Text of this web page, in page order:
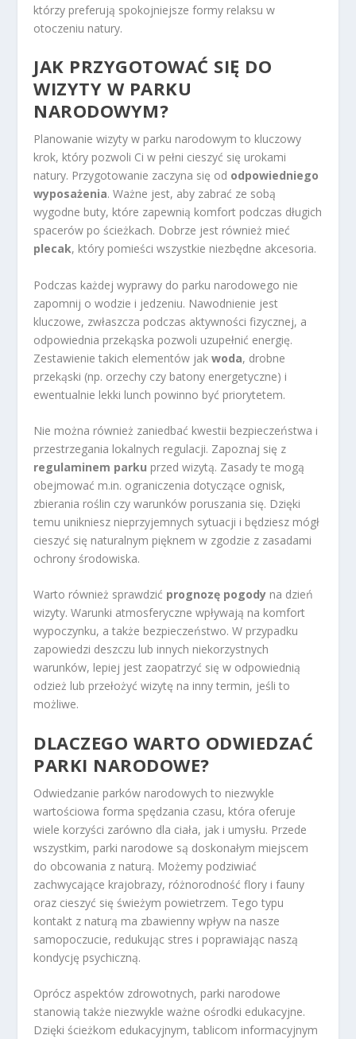
którzy preferują spokojniejsze formy relaksu w
otoczeniu natury.
JAK PRZYGOTOWAĆ SIĘ DO
WIZYTY W PARKU
NARODOWYM?
Planowanie wizyty w parku narodowym to kluczowy
krok, który pozwoli Ci w pełni cieszyć się urokami
natury. Przygotowanie zaczyna się od odpowiedniego
wyposażenia. Ważne jest, aby zabrać ze sobą
wygodne buty, które zapewnią komfort podczas długich
spacerów po ścieżkach. Dobrze jest również mieć
plecak, który pomieści wszystkie niezbędne akcesoria.
Podczas każdej wyprawy do parku narodowego nie
zapomnij o wodzie i jedzeniu. Nawodnienie jest
kluczowe, zwłaszcza podczas aktywności fizycznej, a
odpowiednia przekąska pozwoli uzupełnić energię.
Zestawienie takich elementów jakwoda, drobne
przekąski (np. orzechy czy batony energetyczne) i
ewentualnie lekki lunch powinno być priorytetem.
Nie można również zaniedbać kwestii bezpieczeństwa i
przestrzegania lokalnych regulacji. Zapoznaj się z
regulaminem parku przed wizytą. Zasady te mogą
obejmować m.in. ograniczenia dotyczące ognisk,
zbierania roślin czy warunków poruszania się. Dzięki
temu unikniesz nieprzyjemnych sytuacji i będziesz mógł
cieszyć się naturalnym pięknem w zgodzie z zasadami
ochrony środowiska.
Warto również sprawdzić prognozę pogody na dzień
wizyty. Warunki atmosferyczne wpływają na komfort
wypoczynku, a także bezpieczeństwo. W przypadku
zapowiedzi deszczu lub innych niekorzystnych
warunków, lepiej jest zaopatrzyć się w odpowiednią
odzież lub przełożyć wizytę na inny termin, jeśli to
możliwe.
DLACZEGO WARTO ODWIEDZAĆ
PARKI NARODOWE?
Odwiedzanie parków narodowych to niezwykle
wartościowa forma spędzania czasu, która oferuje
wiele korzyści zarówno dla ciała, jak i umysłu. Przede
wszystkim, parki narodowe są doskonałym miejscem
do obcowania z naturą. Możemy podziwiać
zachwycające krajobrazy, różnorodność flory i fauny
oraz cieszyć się świeżym powietrzem. Tego typu
kontakt z naturą ma zbawienny wpływ na nasze
samopoczucie, redukując stres i poprawiając naszą
kondycję psychiczną.
Oprócz aspektów zdrowotnych, parki narodowe
stanowią także niezwykle ważne ośrodki edukacyjne.
Dzięki ścieżkom edukacyjnym, tablicom informacyjnym